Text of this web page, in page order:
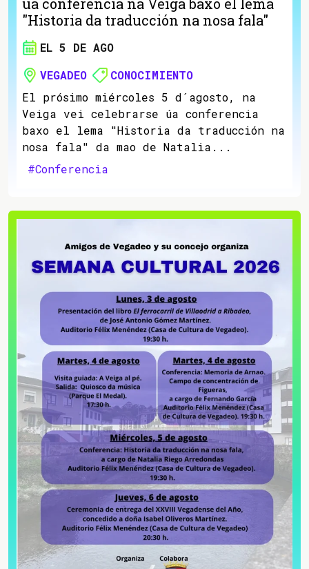
úa conferencia na Veiga baxo el lema
"Historia da traducción na nosa fala"
EL 5 DE AGO
VEGADEO
CONOCIMIENTO
El prósimo miércoles 5 d´agosto, na
Veiga vei celebrarse úa conferencia
baxo el lema "Historia da traducción na
nosa fala" da mao de Natalia...
#Conferencia